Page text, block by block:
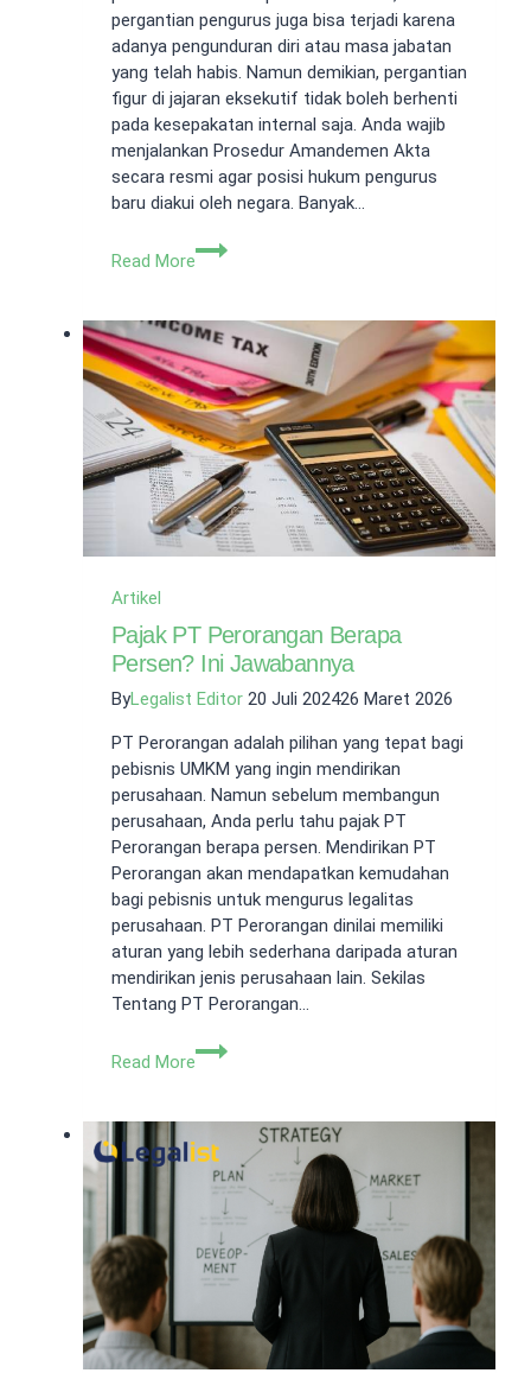
pergantian pengurus juga bisa terjadi karena
adanya pengunduran diri atau masa jabatan
yang telah habis. Namun demikian, pergantian
figur di jajaran eksekutif tidak boleh berhenti
pada kesepakatan internal saja. Anda wajib
menjalankan Prosedur Amandemen Akta
secara resmi agar posisi hukum pengurus
baru diakui oleh negara. Banyak…
Read More
Prosedur
Syarat
Perombakan
Pengurus
PT
Artikel
Pajak PT Perorangan Berapa
Persen? Ini Jawabannya
ByLegalist Editor 20 Juli 202426 Maret 2026
PT Perorangan adalah pilihan yang tepat bagi
pebisnis UMKM yang ingin mendirikan
perusahaan. Namun sebelum membangun
perusahaan, Anda perlu tahu pajak PT
Perorangan berapa persen. Mendirikan PT
Perorangan akan mendapatkan kemudahan
bagi pebisnis untuk mengurus legalitas
perusahaan. PT Perorangan dinilai memiliki
aturan yang lebih sederhana daripada aturan
mendirikan jenis perusahaan lain. Sekilas
Tentang PT Perorangan…
Read More
Pajak
Berapa
Persen?
Jawabannya